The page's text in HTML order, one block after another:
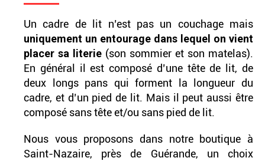
Un cadre de lit n’est pas un couchage mais
uniquement un entourage dans lequel on vient
placer sa literie (son sommier et son matelas).
En général il est composé d’une tête de lit, de
deux longs pans qui forment la longueur du
cadre, et d’un pied de lit. Mais il peut aussi être
composé sans tête et/ou sans pied de lit.
Nous vous proposons dans notre boutique à
Saint-Nazaire, près de Guérande, un choix